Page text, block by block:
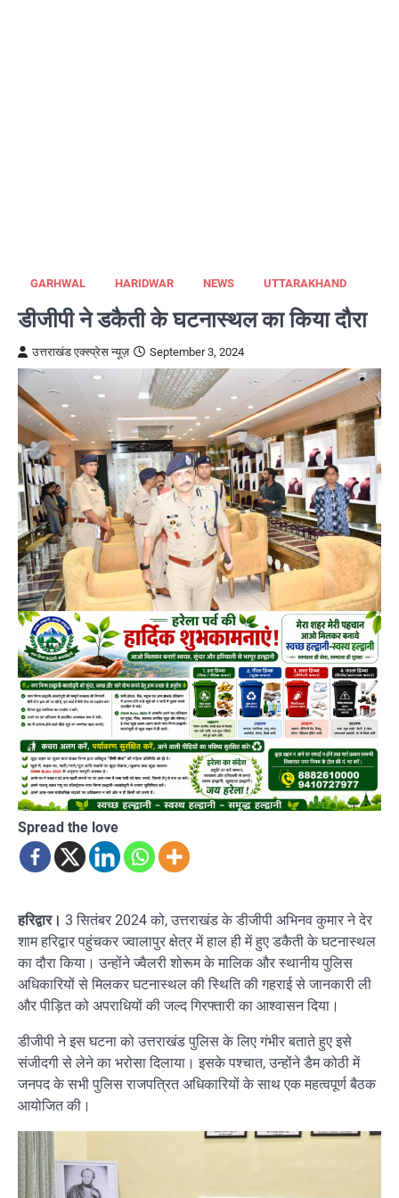
GARHWAL HARIDWAR NEWS UTTARAKHAND
डीजीपी ने डकैती के घटनास्थल का किया दौरा
उत्तराखंड एक्स्प्रेस न्यूज़ September 3, 2024
Spread the love
हरिद्वार। 3 सितंबर 2024 को, उत्तराखंड के डीजीपी अभिनव कुमार ने देर
शाम हरिद्वार पहुंचकर ज्वालापुर क्षेत्र में हाल ही में हुए डकैती के घटनास्थल
का दौरा किया। उन्होंने ज्वैलरी शोरूम के मालिक और स्थानीय पुलिस
अधिकारियों से मिलकर घटनास्थल की स्थिति की गहराई से जानकारी ली
और पीड़ित को अपराधियों की जल्द गिरफ्तारी का आश्वासन दिया।
डीजीपी ने इस घटना को उत्तराखंड पुलिस के लिए गंभीर बताते हुए इसे
संजीदगी से लेने का भरोसा दिलाया। इसके पश्चात, उन्होंने डैम कोठी में
जनपद के सभी पुलिस राजपत्रित अधिकारियों के साथ एक महत्वपूर्ण बैठक
आयोजित की।